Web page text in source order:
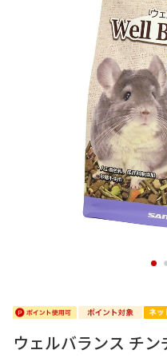
1
ウェルバランス チ